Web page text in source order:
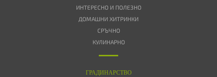
ИНТЕРЕСНО И ПОЛЕЗНО
ДОМАШНИ ХИТРИНКИ
СРЪЧНО
КУЛИНАРНО
ГРАДИНАРСТВО